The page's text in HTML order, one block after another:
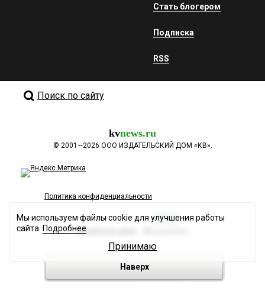
Стать блогером
Подписка
RSS
Поиск по сайту
kvnews.ru
© 2001—2026 ООО ИЗДАТЕЛЬСКИЙ ДОМ «КВ».
Политика конфиденциальности
Разработка сайта
Наверх
Мы используем файлы cookie для улучшения работы
сайта. Подробнее
Принимаю